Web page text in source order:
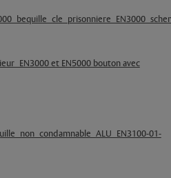
et EN5000 bouton avec
01-